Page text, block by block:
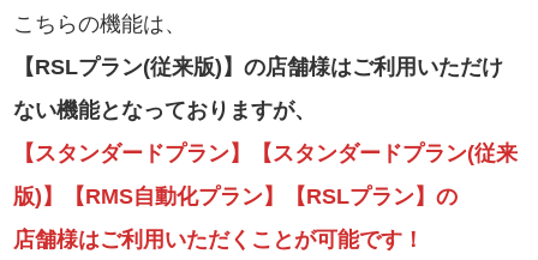
こちらの機能は、
【RSLプラン(従来版)】の店舗様はご利用いただけ
ない機能となっておりますが、
【スタンダードプラン】【スタンダードプラン(従来
版)】【RMS自動化プラン】【RSLプラン】の
店舗様はご利用いただくことが可能です！